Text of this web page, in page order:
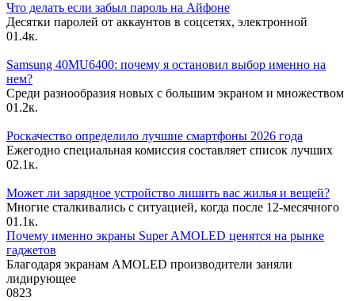
Что делать если забыл пароль на Айфоне
Десятки паролей от аккаунтов в соцсетях, электронной
01.4к.
Samsung 40MU6400: почему я остановил выбор именно на
нем?
Среди разнообразия новых с большим экраном и множеством
01.2к.
Роскачество определило лучшие смартфоны 2026 года
Ежегодно специальная комиссия составляет список лучших
02.1к.
Может ли зарядное устройство лишить вас жилья и вещей?
Многие сталкивались с ситуацией, когда после 12-месячного
01.1к.
Почему именно экраны Super AMOLED ценятся на рынке
гаджетов
Благодаря экранам AMOLED производители заняли
лидирующее
0823